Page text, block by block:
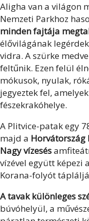
Aligha van a világon
Nemzeti Parkhoz
minden fajtája
élővilágának
vidra. A szürke
feltűnik. Ezen felül
mókusok, nyulak,
jegyeztek fel,
fészekrakóhelye.
A Plitvice-patak egy
majd a
Nagy vízesés
vízével együtt képezi
Korana-folyót
A tavak különleges
búvóhelyül, a